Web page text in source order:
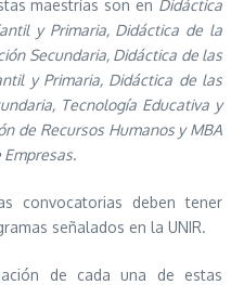
maestrías son en Didáctica
y Primaria, Didáctica de la
Secundaria, Didáctica de las
y Primaria, Didáctica de las
Tecnología Educativa y
de Recursos Humanos y MBA
Empresas.
convocatorias deben tener
señalados en la UNIR.
de cada una de estas